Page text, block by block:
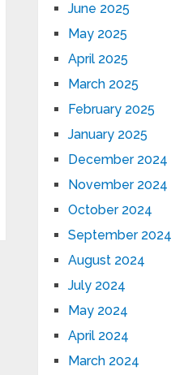
June 2025
May 2025
April 2025
March 2025
February 2025
January 2025
December 2024
November 2024
October 2024
September 2024
August 2024
July 2024
May 2024
April 2024
March 2024